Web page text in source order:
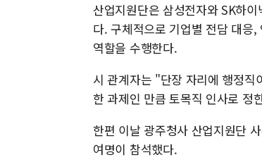
산업지원단은 삼성전자와 SK하
다. 구체적으로 기업별 전담 대응
역할을 수행한다.
시 관계자는 "단장 자리에 행정직
한 과제인 만큼 토목직 인사로 정
한편 이날 광주청사 산업지원단
여명이 참석했다.